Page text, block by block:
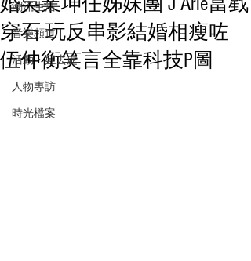
潮流生活
音樂頻道
活動・好去處
人物專訪
時光檔案
穿石 玩反串影結婚相瘦咗
伍仲衡笑言全靠科技P圖